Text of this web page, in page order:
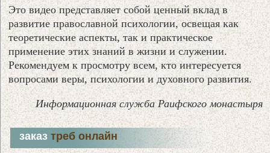
Это видео представляет собой ценный вклад в
развитие православной психологии, освещая как
теоретические аспекты, так и практическое
применение этих знаний в жизни и служении.
Рекомендуем к просмотру всем, кто интересуется
вопросами веры, психологии и духовного развития.
Информационная служба Раифского монастыря
заказтреб онлайн